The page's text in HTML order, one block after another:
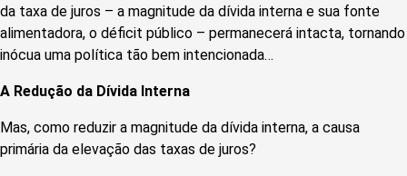
da taxa de juros – a magnitude da dívida interna e sua fonte
alimentadora, o déficit público – permanecerá intacta, tornando
inócua uma política tão bem intencionada…
A Redução da Dívida Interna
Mas, como reduzir a magnitude da dívida interna, a causa
primária da elevação das taxas de juros?